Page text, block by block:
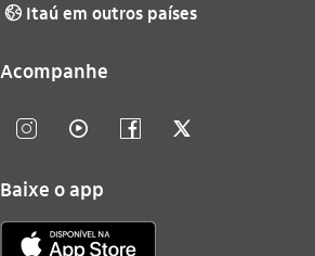
globo_outline Itaú em outros países
Acompanhe
instagram_outline video_outline facebook_outline twitter_outline
Baixe o app